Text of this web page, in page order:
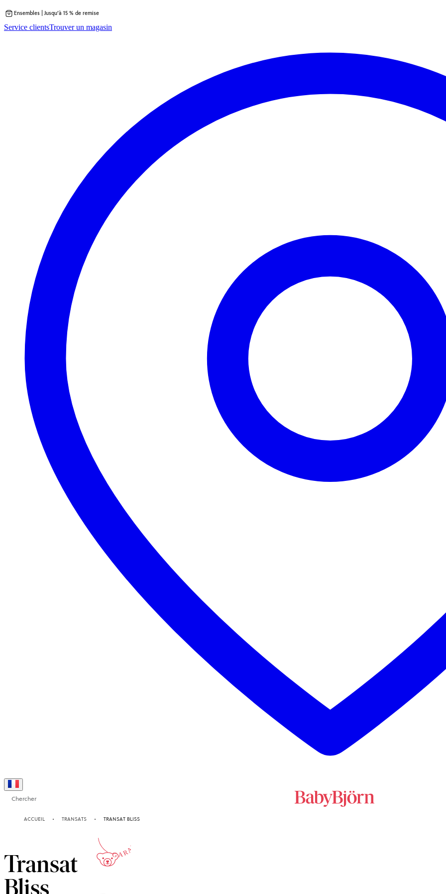
au
Ensembles | Jusqu’à 15 % de remise
Service clientsTrouver un magasin
Chercher
ACCUEIL TRANSATS TRANSAT BLISS
Transat
Bliss
10-ANS
GARANTIE